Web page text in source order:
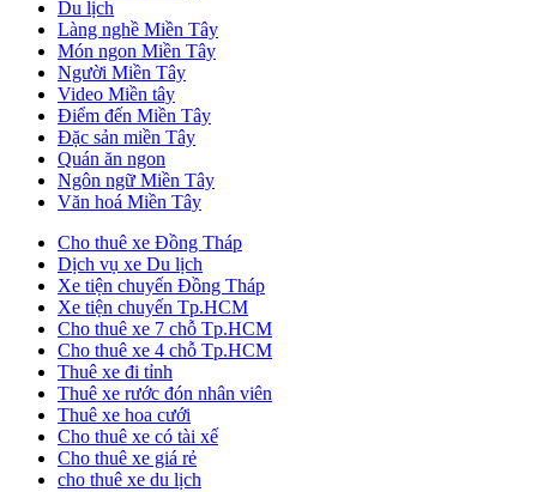
Du lịch
Làng nghề Miền Tây
Món ngon Miền Tây
Người Miền Tây
Video Miền tây
Điểm đến Miền Tây
Đặc sản miền Tây
Quán ăn ngon
Ngôn ngữ Miền Tây
Văn hoá Miền Tây
Cho thuê xe Đồng Tháp
Dịch vụ xe Du lịch
Xe tiện chuyến Đồng Tháp
Xe tiện chuyến Tp.HCM
Cho thuê xe 7 chỗ Tp.HCM
Cho thuê xe 4 chỗ Tp.HCM
Thuê xe đi tỉnh
Thuê xe rước đón nhân viên
Thuê xe hoa cưới
Cho thuê xe có tài xế
Cho thuê xe giá rẻ
cho thuê xe du lịch